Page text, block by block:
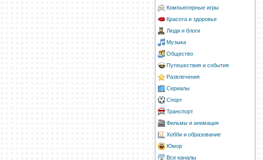
Компьютерные игры
Красота и здоровье
Люди и блоги
Музыка
Общество
Путешествия и события
Развлечения
Сериалы
Спорт
Транспорт
Фильмы и анимация
Хобби и образование
Юмор
Все каналы